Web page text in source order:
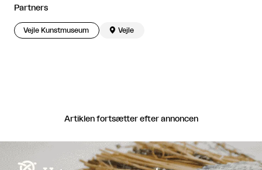
Partners
Vejle Kunstmuseum  Vejle
Artiklen fortsætter efter annoncen